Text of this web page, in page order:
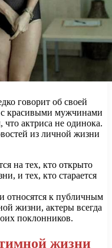
говорит об своей
красивыми мужчинами
что актриса не одинока.
из личной жизни
на тех, кто открыто
и тех, кто старается
относятся к публичным
жизни, актеры всегда
поклонников.
жизни